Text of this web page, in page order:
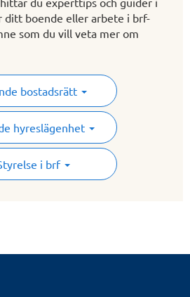
ditt boende eller arbete i brf-
som du vill veta mer om
bostadsrätt
hyreslägenhet
i brf